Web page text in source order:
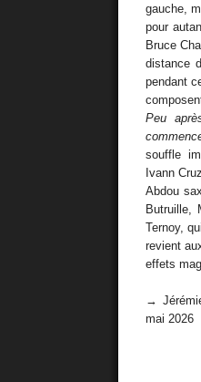
gauche,
pour
Bruce
distance
pendant
Peu
souffle
Ivann
Abdou
Butruille,
Ternoy,
revient
effets
→
mai 2026